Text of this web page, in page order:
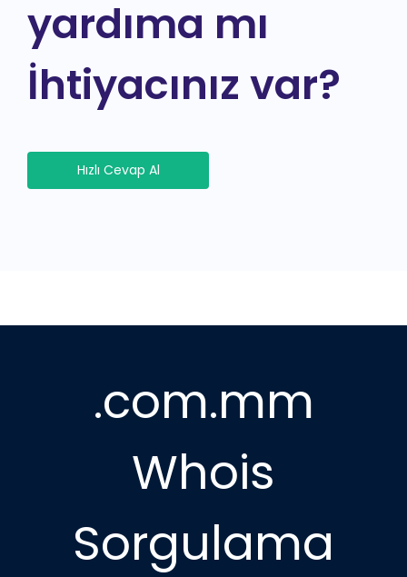
yardıma mı
İhtiyacınız var?
Hızlı Cevap Al
.com.mm
Whois
Sorgulama